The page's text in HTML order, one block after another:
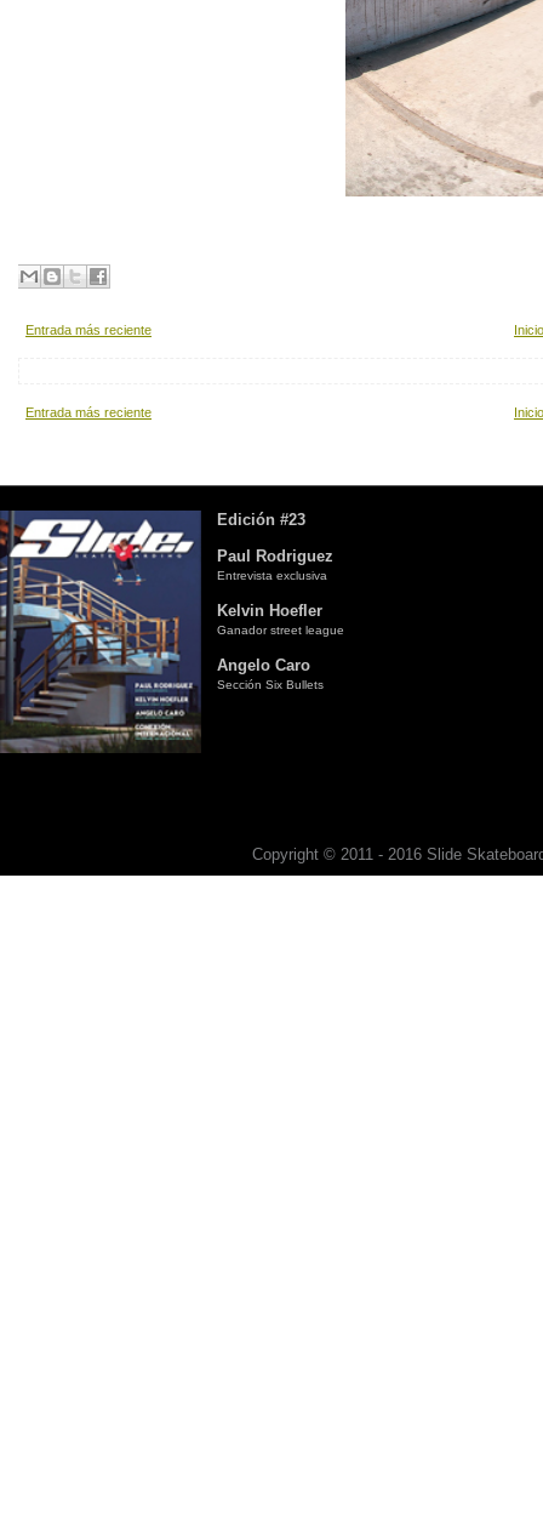
Entrada más reciente Inicio
Entrada más reciente Inicio
Edición #23
Paul Rodriguez
Entrevista exclusiva
Kelvin Hoefler
Ganador street league
Angelo Caro
Sección Six Bullets
Copyright © 2011 - 2016 Slide